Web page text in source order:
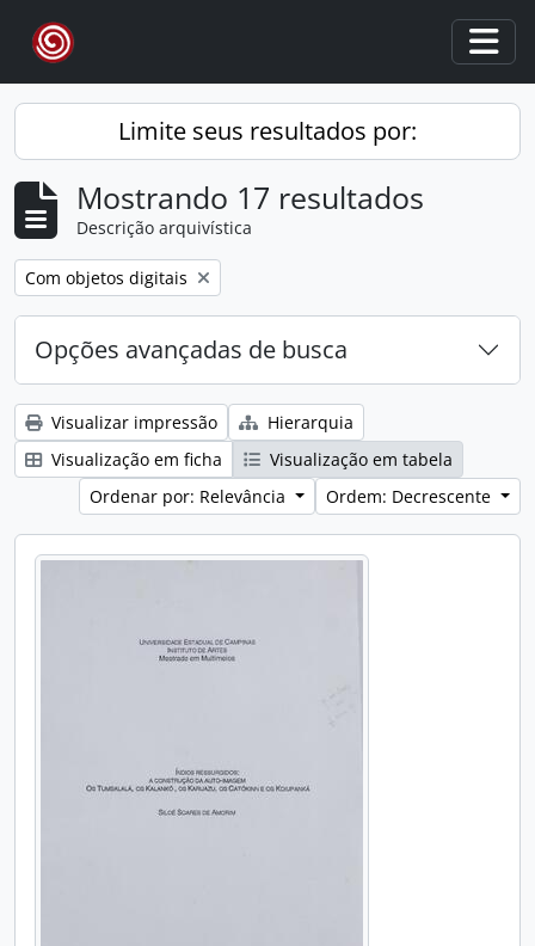
Skip to main content
Limite seus resultados por:
Mostrando 17 resultados
Descrição arquivística
Remover filtro:
Com objetos digitais
Opções avançadas de busca
Visualizar impressão
Hierarquia
Visualização em ficha
Visualização em tabela
Ordenar por: Relevância
Ordem: Decrescente